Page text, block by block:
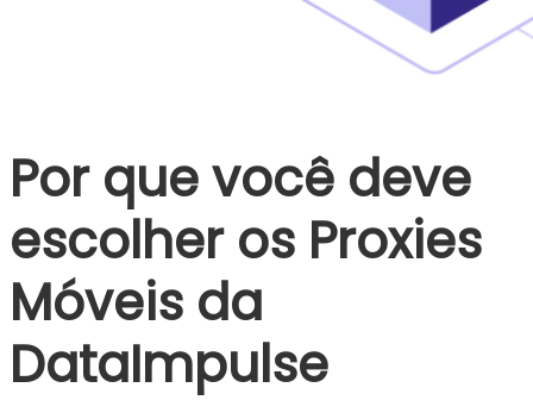
Por que você deve
escolher os Proxies
Móveis da
DataImpulse